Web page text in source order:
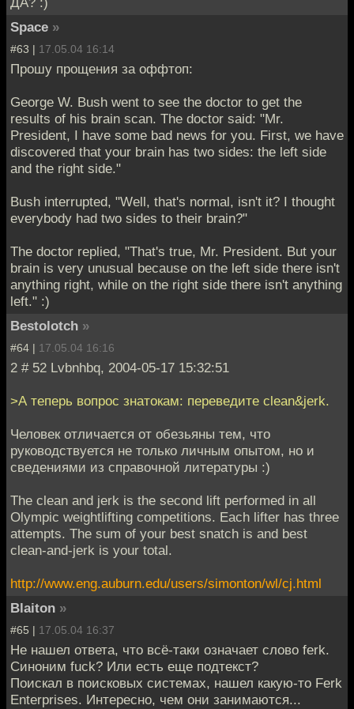
Space »
#63 | 17.05.04 16:14
Прошу прощения за оффтоп:
George W. Bush went to see the doctor to get the
results of his brain scan. The doctor said: "Mr.
President, I have some bad news for you. First, we have
discovered that your brain has two sides: the left side
and the right side."
Bush interrupted, "Well, that's normal, isn't it? I thought
everybody had two sides to their brain?"
The doctor replied, "That's true, Mr. President. But your
brain is very unusual because on the left side there isn't
anything right, while on the right side there isn't anything
left." :)
Bestolotch »
#64 | 17.05.04 16:16
2 # 52 Lvbnhbq, 2004-05-17 15:32:51
>А теперь вопрос знатокам: переведите clean&jerk.
Человек отличается от обезьяны тем, что
руководствуется не только личным опытом, но и
сведениями из справочной литературы :)
The clean and jerk is the second lift performed in all
Olympic weightlifting competitions. Each lifter has three
attempts. The sum of your best snatch is and best
clean-and-jerk is your total.
http://www.eng.auburn.edu/users/simonton/wl/cj.html
Blaiton »
#65 | 17.05.04 16:37
Не нашел ответа, что всё-таки означает слово ferk.
Синоним fuck? Или есть еще подтекст?
Поискал в поисковых системах, нашел какую-то Ferk
Enterprises. Интересно, чем они занимаются...